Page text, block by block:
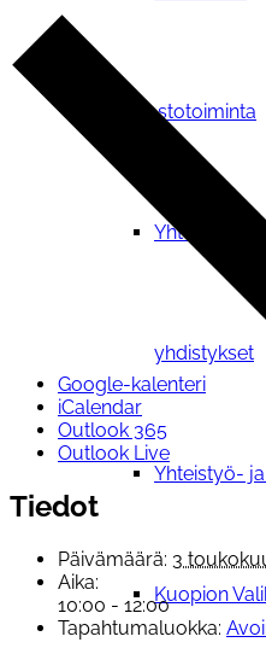
Verkostotoiminta
yhdistykset
Yhteistyö-
Kuopion
Google-kalenteri
iCalendar
Outlook 365
Outlook Live
Tiedot
Päivämäärä: 3
Aika:
10:00 - 12:00
Tapahtumaluokka: